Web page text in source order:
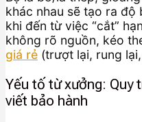
khác nhau sẽ tạo ra độ
khi đến từ việc “cắt”
không rõ nguồn, kéo
giá rẻ (trượt lại, rung
Yếu tố từ xưởng: Quy
viết bảo hành